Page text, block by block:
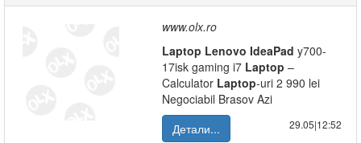
www.olx.ro
Laptop Lenovo IdeaPad y700-
17isk gaming i7 Laptop –
Calculator Laptop-uri 2 990 lei
Negociabil Brasov Azi
Детали...
29.05|12:52